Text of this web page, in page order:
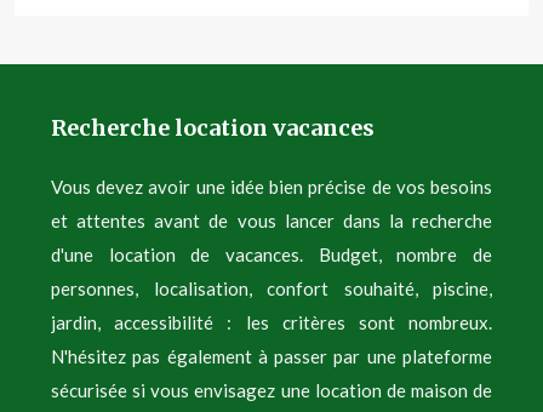
Recherche location vacances
Vous devez avoir une idée bien précise de vos besoins
et attentes avant de vous lancer dans la recherche
d'une location de vacances. Budget, nombre de
personnes, localisation, confort souhaité, piscine,
jardin, accessibilité : les critères sont nombreux.
N'hésitez pas également à passer par une plateforme
sécurisée si vous envisagez une location de maison de